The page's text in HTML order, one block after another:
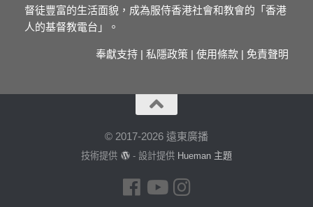
督徒豐富的生活面貌，成為服侍香港社會和教會的「香港
人的基督教電台」。
奉獻支持 | 私隱政策 | 使用條款 | 免責聲明
© 2017-2026 遠東廣播
技術提供 - 設計提供 Hueman 主題